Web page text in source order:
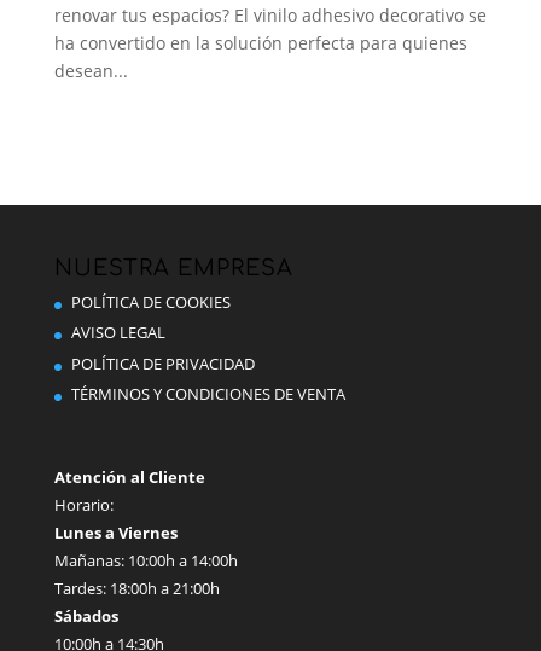
renovar tus espacios? El vinilo adhesivo decorativo se
ha convertido en la solución perfecta para quienes
desean...
NUESTRA EMPRESA
POLÍTICA DE COOKIES
AVISO LEGAL
POLÍTICA DE PRIVACIDAD
TÉRMINOS Y CONDICIONES DE VENTA
Atención al Cliente
Horario:
Lunes a Viernes
Mañanas: 10:00h a 14:00h
Tardes: 18:00h a 21:00h
Sábados
10:00h a 14:30h